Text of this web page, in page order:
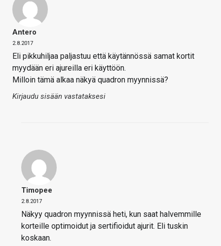
Antero
2.8.2017
Eli pikkuhiljaa paljastuu että käytännössä samat kortit
myydään eri ajureilla eri käyttöön.
Milloin tämä alkaa näkyä quadron myynnissä?
Kirjaudu sisään vastataksesi
Timopee
2.8.2017
Näkyy quadron myynnissä heti, kun saat halvemmille
korteille optimoidut ja sertifioidut ajurit. Eli tuskin
koskaan.